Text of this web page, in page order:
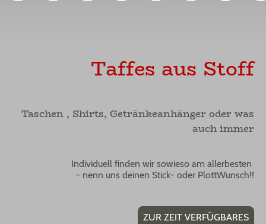
Taffes aus Stoff
Taschen , Shirts, Getränkeanhänger oder was
auch immer
Individuell finden wir sowieso am allerbesten
- nenn uns deinen Stick- oder PlottWunsch!!
ZUR ZEIT VERFÜGBARES